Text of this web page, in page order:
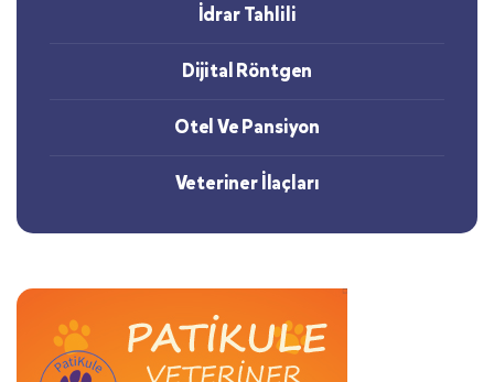
İdrar Tahlili
Dijital Röntgen
Otel Ve Pansiyon
Veteriner İlaçları